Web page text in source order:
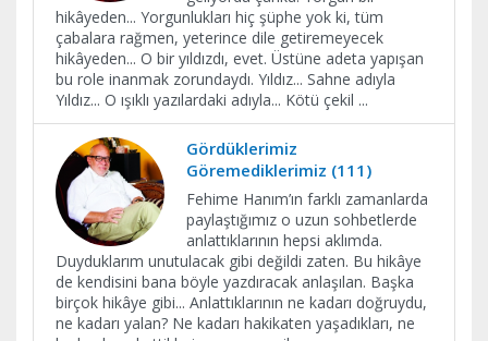
hikâyeden... Yorgunlukları hiç şüphe yok ki, tüm
çabalara rağmen, yeterince dile getiremeyecek
hikâyeden... O bir yıldızdı, evet. Üstüne adeta yapışan
bu role inanmak zorundaydı. Yıldız... Sahne adıyla
Yıldız... O ışıklı yazılardaki adıyla... Kötü çekil ...
Gördüklerimiz
Göremediklerimiz (111)
Fehime Hanım’ın farklı zamanlarda
paylaştığımız o uzun sohbetlerde
anlattıklarının hepsi aklımda.
Duyduklarım unutulacak gibi değildi zaten. Bu hikâye
de kendisini bana böyle yazdıracak anlaşılan. Başka
birçok hikâye gibi... Anlattıklarının ne kadarı doğruydu,
ne kadarı yalan? Ne kadarı hakikaten yaşadıkları, ne